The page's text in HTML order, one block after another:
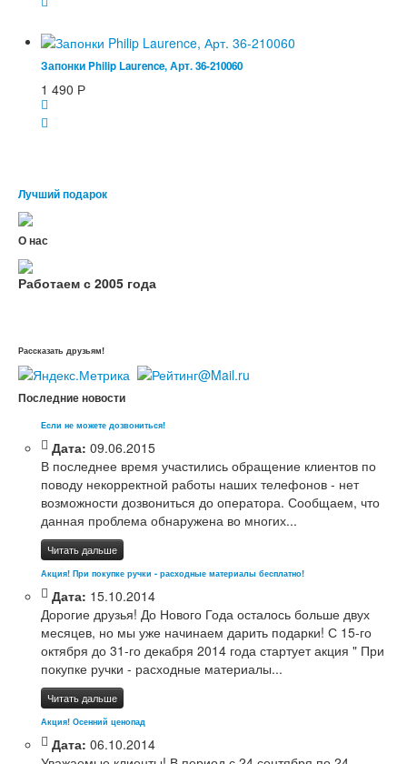
Запонки Philip Laurence, Арт. 36-210060
1 490 Р
Лучший подарок
О нас
Работаем с 2005 года
Рассказать друзьям!
Последние новости
Если не можете дозвониться!
Дата: 09.06.2015
В последнее время участились обращение клиентов по
поводу некорректной работы наших телефонов - нет
возможности дозвониться до оператора. Сообщаем, что
данная проблема обнаружена во многих...
Читать дальше
Акция! При покупке ручки - расходные материалы бесплатно!
Дата: 15.10.2014
Дорогие друзья! До Нового Года осталось больше двух
месяцев, но мы уже начинаем дарить подарки! С 15-го
октября до 31-го декабря 2014 года стартует акция " При
покупке ручки - расходные материалы...
Читать дальше
Акция! Осенний ценопад
Дата: 06.10.2014